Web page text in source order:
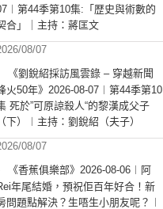
第44季第10集:「歴史與術數的
合」｜主持：蔣匡文
08/07
《劉銳紹採訪風雲錄 – 穿越新聞
火50年》2026-08-07︱第44季第10
死於”可原諒殺人“的黎漢成父子
（下）︱主持：劉銳紹（夫子）
08/07
《香蕉俱樂部》2026-08-06︱阿
年尾結婚，預祝佢百年好合！新
問題點解決？生唔生小朋友呢？︱